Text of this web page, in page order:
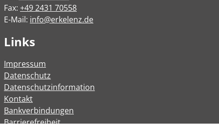
Fax: +49 2431 70558
E-Mail: info@erkelenz.de
Links
Impressum
Datenschutz
Datenschutzinformation
Kontakt
Bankverbindungen
Barrierefreiheit